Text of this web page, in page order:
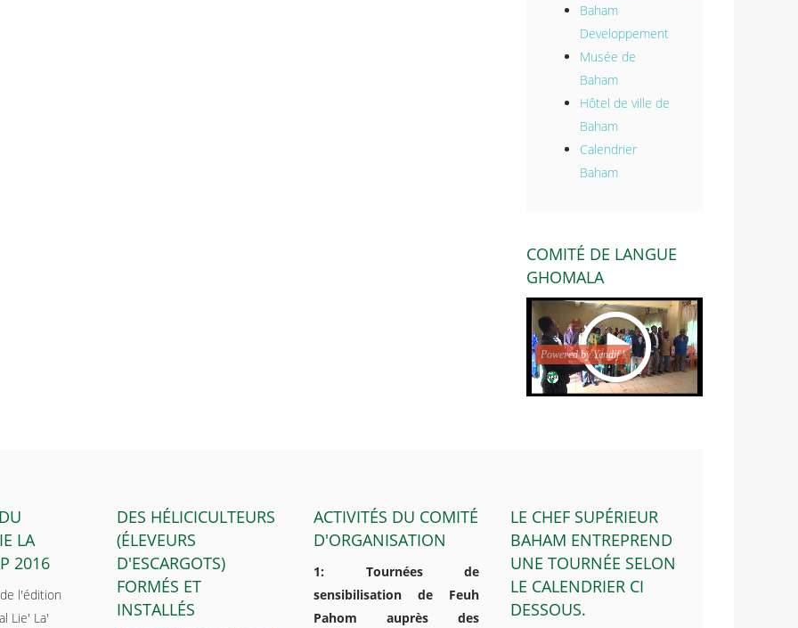
Baham
Developpement
Musée de
Baham
Hôtel de ville de
Baham
Calendrier
Baham
COMITÉ DE LANGUE
GHOMALA
Powered by Yendif !
LA
2016
l'édition
Lie' La'
DES HÉLICICULTEURS
(ÉLEVEURS
D'ESCARGOTS)
FORMÉS ET
INSTALLÉS
ACTIVITÉS DU COMITÉ
D'ORGANISATION
1: Tournées de
sensibilisation de Feuh
Pahom auprès des
LE CHEF SUPÉRIEUR
BAHAM ENTREPREND
UNE TOURNÉE SELON
LE CALENDRIER CI
DESSOUS.